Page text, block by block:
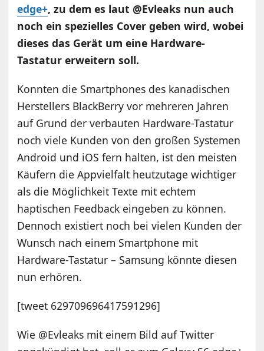
edge+, zu dem es laut @Evleaks nun auch
noch ein spezielles Cover geben wird, wobei
dieses das Gerät um eine Hardware-
Tastatur erweitern soll.
Konnten die Smartphones des kanadischen
Herstellers BlackBerry vor mehreren Jahren
auf Grund der verbauten Hardware-Tastatur
noch viele Kunden von den großen Systemen
Android und iOS fern halten, ist den meisten
Käufern die Appvielfalt heutzutage wichtiger
als die Möglichkeit Texte mit echtem
haptischen Feedback eingeben zu können.
Dennoch existiert noch bei vielen Kunden der
Wunsch nach einem Smartphone mit
Hardware-Tastatur – Samsung könnte diesen
nun erhören.
[tweet 629709696417591296]
Wie @Evleaks mit einem Bild auf Twitter